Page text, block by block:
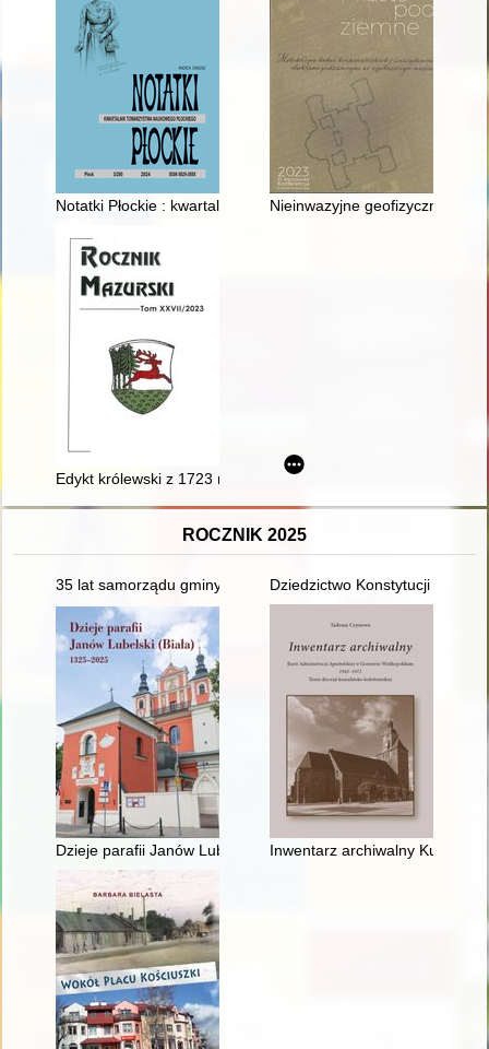
Notatki Płockie : kwartalnik Towarzystwa Naukowego
Nieinwazyjne geofizyczne
Edykt królewski z 1723 roku o nadaniu praw miejskich
ROCZNIK 2025
35 lat samorządu gminy Solec-ZdrójDziedzictwo Konstytucji 1812
Dzieje parafii Janów Lubelski (Biała) 1325-2025
Inwentarz archiwalny Kurii